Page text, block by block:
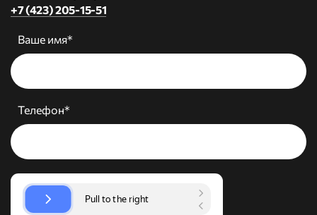
+7 (423) 205-15-51
Ваше имя*
Телефон*